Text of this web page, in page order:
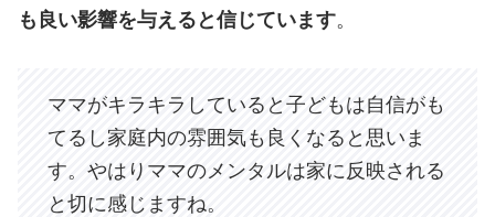
も良い影響を与えると信じています。
ママがキラキラしていると子どもは自信がも
てるし家庭内の雰囲気も良くなると思いま
す。やはりママのメンタルは家に反映される
と切に感じますね。